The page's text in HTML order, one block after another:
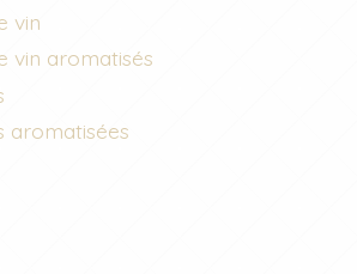
vin
vin aromatisés
aromatisées